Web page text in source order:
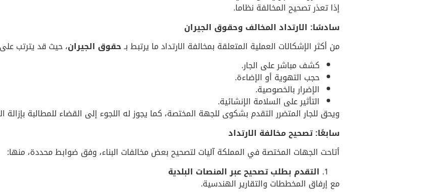
إذا تعذر تصحيح المخالفة نظاما.
سادسًا: الارتداد المخالف وحقوق الجيران
من أكثر الإشكالات العملية المتعلقة بمخالفة الارتداد ما يرتبط بـحقوق الجيران، حيث قد يترتب
كشف مباشر على الجار.
حجب التهوية أو الإضاءة.
الإضرار بالخصوصية.
التأثير على السلامة الإنشائية.
ويحق للجار المتضرر التقدم بشكوى للجهة المختصة، كما يجوز له اللجوء إلى القضاء للمطالبة بإزالة
سابعًا: تصحيح مخالفة الارتداد
أتاحت الجهات المختصة في المملكة آليات لتصحيح بعض مخالفات البناء، وفق ضوابط محددة، منها:
التقدم بطلب تصحيح عبر المنصات البلدية
مع إرفاق المخططات والتقارير الهندسية.